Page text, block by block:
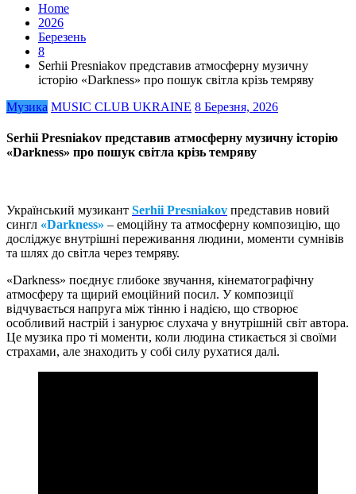
Home
2026
Березень
8
Serhii Presniakov представив атмосферну музичну
історію «Darkness» про пошук світла крізь темряву
Музика MUSIC CLUB UKRAINE 8 Березня, 2026
Serhii Presniakov представив атмосферну музичну історію
«Darkness» про пошук світла крізь темряву
Український музикант Serhii Presniakov представив новий
сингл «Darkness» – емоційну та атмосферну композицію, що
досліджує внутрішні переживання людини, моменти сумнівів
та шлях до світла через темряву.
«Darkness» поєднує глибоке звучання, кінематографічну
атмосферу та щирий емоційний посил. У композиції
відчувається напруга між тінню і надією, що створює
особливий настрій і занурює слухача у внутрішній світ автора.
Це музика про ті моменти, коли людина стикається зі своїми
страхами, але знаходить у собі силу рухатися далі.